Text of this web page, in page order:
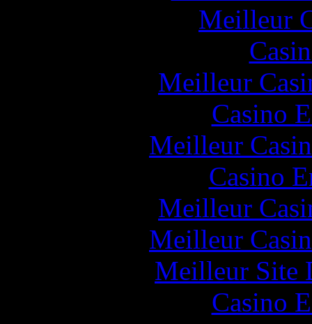
Meilleur
Meilleur
Casino
Meilleur
Casino
Meilleur
Meilleur
Meilleur Site
Casino